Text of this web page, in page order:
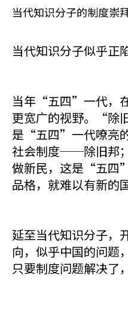
当代知识分子的制度崇
当代知识分子似乎正
当年“五四”一代，
更宽广的视野。“除
是“五四”一代嘹亮
社会制度──除旧邦
做新民，这是“五四
品格，就难以有新的
延至当代知识分子，
向，似乎中国的问题
只要制度问题解决了